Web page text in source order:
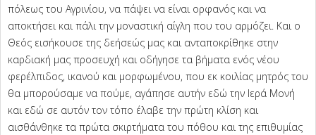
πόλεως του Αγρινίου, να πάψει να είναι ορφανός και να
αποκτήσει και πάλι την μοναστική αίγλη που του αρμόζει. Και ο
Θεός εισήκουσε της δεήσεώς μας και ανταποκρίθηκε στην
καρδιακή μας προσευχή και οδήγησε τα βήματα ενός νέου
φερέλπιδος, ικανού και μορφωμένου, που εκ κοιλίας μητρός του
θα μπορούσαμε να πούμε, αγάπησε αυτήν εδώ την Ιερά Μονή
και εδώ σε αυτόν τον τόπο έλαβε την πρώτη κλίση και
αισθάνθηκε τα πρώτα σκιρτήματα του πόθου και της επιθυμίας